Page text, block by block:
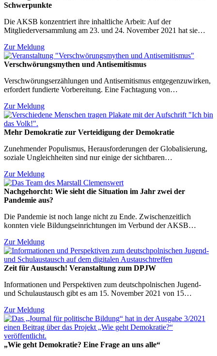
Schwerpunkte
Die AKSB konzentriert ihre inhaltliche Arbeit: Auf der
Mitgliederversammlung am 23. und 24. November 2021 hat sie…
Zur Meldung
Verschwörungsmythen und Antisemitismus
Verschwörungserzählungen und Antisemitismus entgegenzuwirken,
erfordert fundierte Vorbereitung. Eine Fachtagung von…
Zur Meldung
Mehr Demokratie zur Verteidigung der Demokratie
Zunehmender Populismus, Herausforderungen der Globalisierung,
soziale Ungleichheiten sind nur einige der sichtbaren…
Zur Meldung
Nachgehorcht: Wie sieht die Situation im Jahr zwei der
Pandemie aus?
Die Pandemie ist noch lange nicht zu Ende. Zwischenzeitlich
konnten viele Bildungseinrichtungen im Verbund der AKSB…
Zur Meldung
Zeit für Austausch! Veranstaltung zum DPJW
Informationen und Perspektiven zum deutschpolnischen Jugend-
und Schulaustausch gibt es am 15. November 2021 von 15…
Zur Meldung
„Wie geht Demokratie? Eine Frage an uns alle“